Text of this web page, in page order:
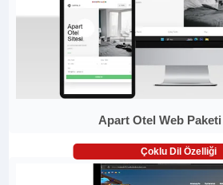
Apart Otel Web
Çoklu Dil Özelliği